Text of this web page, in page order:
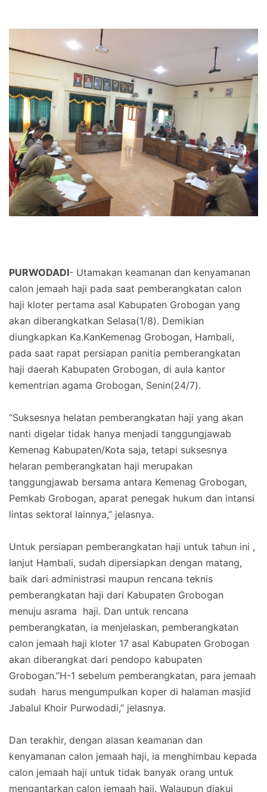
PURWODADI- Utamakan keamanan dan kenyamanan
calon jemaah haji pada saat pemberangkatan calon
haji kloter pertama asal Kabupaten Grobogan yang
akan diberangkatkan Selasa(1/8). Demikian
diungkapkan Ka.KanKemenag Grobogan, Hambali,
pada saat rapat persiapan panitia pemberangkatan
haji daerah Kabupaten Grobogan, di aula kantor
kementrian agama Grobogan, Senin(24/7).
“Suksesnya helatan pemberangkatan haji yang akan
nanti digelar tidak hanya menjadi tanggungjawab
Kemenag Kabupaten/Kota saja, tetapi suksesnya
helaran pemberangkatan haji merupakan
tanggungjawab bersama antara Kemenag Grobogan,
Pemkab Grobogan, aparat penegak hukum dan intansi
lintas sektoral lainnya,” jelasnya.
Untuk persiapan pemberangkatan haji untuk tahun ini ,
lanjut Hambali, sudah dipersiapkan dengan matang,
baik dari administrasi maupun rencana teknis
pemberangkatan haji dari Kabupaten Grobogan
menuju asrama haji. Dan untuk rencana
pemberangkatan, ia menjelaskan, pemberangkatan
calon jemaah haji kloter 17 asal Kabupaten Grobogan
akan diberangkat dari pendopo kabupaten
Grobogan.”H-1 sebelum pemberangkatan, para jemaah
sudah harus mengumpulkan koper di halaman masjid
Jabalul Khoir Purwodadi,” jelasnya.
Dan terakhir, dengan alasan keamanan dan
kenyamanan calon jemaah haji, ia menghimbau kepada
calon jemaah haji untuk tidak banyak orang untuk
mengantarkan calon jemaah haji. Walaupun diakui